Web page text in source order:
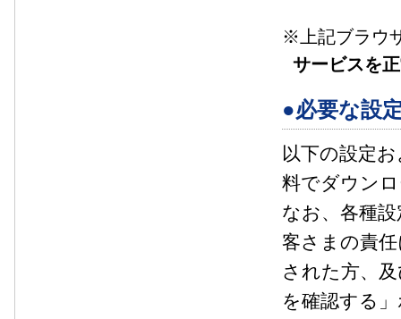
※上記ブラウ
サービスを
●必要な設
以下の設定
料でダウン
なお、各種
客さまの責
された方、
を確認する